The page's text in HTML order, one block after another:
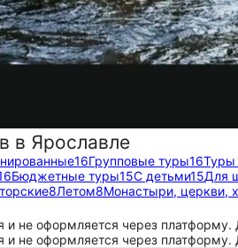
в Ярославле
16Групповые туры16Туры
Бюджетные туры15С детьми15Для
8Летом8Монастыри, церкви,
и не оформляется через
и не оформляется через